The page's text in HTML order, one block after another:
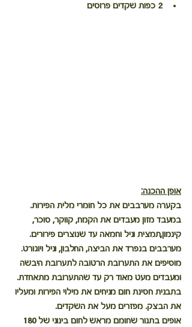
2 כפות שקדים פרוסים
אופן ההכנה:
בקערה מערבבים את כל חומרי מלית הפירות.
במעבד מזון מעבדים את הקמח, קווקר, סוכר,
קינמון,תמצית וניל וחמאה עד שנוצרים פירורים.
מערבבים בנפרד את הביצה, החלבון, וניל ויוגורט.
מוסיפים את התערובת הרטובה לתערובת היבשה
ומעבדים מעט מאוד רק עד שהתערובת מתאחדת.
בתבנית חסינת חום מניחים את מילוי הפירות ומעליו
את הבצק. מפזרים מעל את השקדים.